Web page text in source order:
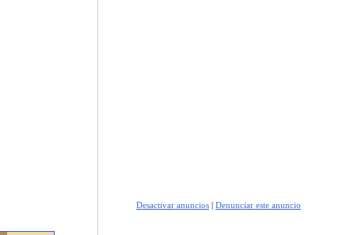
Desactivar anuncios | Denunciar este anuncio